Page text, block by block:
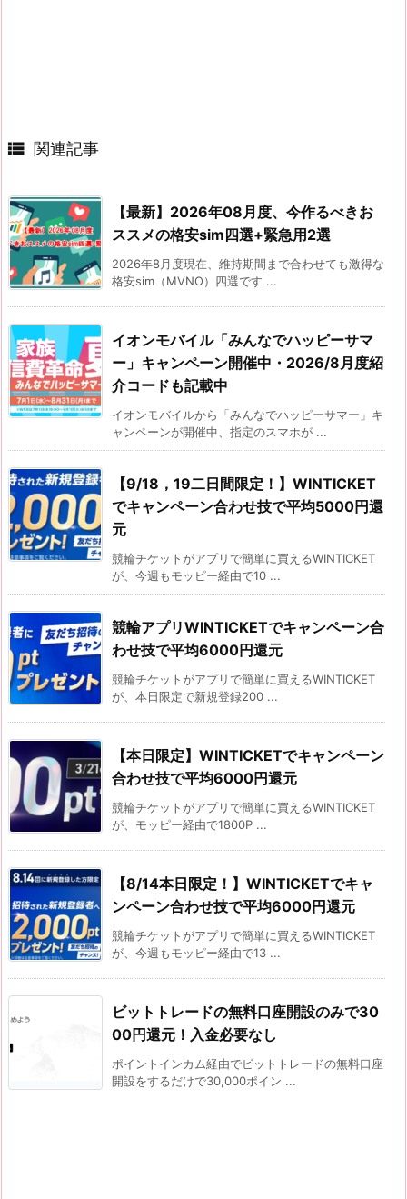
 関連記事
【最新】2026年08月度、今作るべきお
ススメの格安sim四選+緊急用2選
2026年8月度現在、維持期間まで合わせても激得な
格安sim（MVNO）四選です ...
イオンモバイル「みんなでハッピーサマ
ー」キャンペーン開催中・2026/8月度紹
介コードも記載中
イオンモバイルから「みんなでハッピーサマー」キ
ャンペーンが開催中、指定のスマホが ...
【9/18，19二日間限定！】WINTICKET
でキャンペーン合わせ技で平均5000円還
元
競輪チケットがアプリで簡単に買えるWINTICKET
が、今週もモッピー経由で10 ...
競輪アプリWINTICKETでキャンペーン合
わせ技で平均6000円還元
競輪チケットがアプリで簡単に買えるWINTICKET
が、本日限定で新規登録200 ...
【本日限定】WINTICKETでキャンペーン
合わせ技で平均6000円還元
競輪チケットがアプリで簡単に買えるWINTICKET
が、モッピー経由で1800P ...
【8/14本日限定！】WINTICKETでキャ
ンペーン合わせ技で平均6000円還元
競輪チケットがアプリで簡単に買えるWINTICKET
が、今週もモッピー経由で13 ...
ビットトレードの無料口座開設のみで30
00円還元！入金必要なし
ポイントインカム経由でビットトレードの無料口座
開設をするだけで30,000ポイン ...